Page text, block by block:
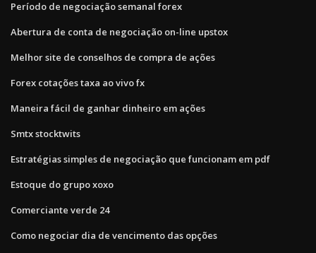
Período de negociação semanal forex
Abertura de conta de negociação on-line upstox
Melhor site de conselhos de compra de ações
Forex cotações taxa ao vivo fx
Maneira fácil de ganhar dinheiro em ações
Smtx stocktwits
Estratégias simples de negociação que funcionam em pdf
Estoque do grupo xoxo
Comerciante verde 24
Como negociar dia de vencimento das opções